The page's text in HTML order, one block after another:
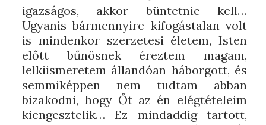
igazságos, akkor büntetnie kell…
Ugyanis bármennyire kifogástalan volt
is mindenkor szerzetesi életem, Isten
előtt bűnösnek éreztem magam,
lelkiismeretem állandóan háborgott, és
semmiképpen nem tudtam abban
bizakodni, hogy Őt az én elégtételeim
kiengesztelik… Ez mindaddig tartott,